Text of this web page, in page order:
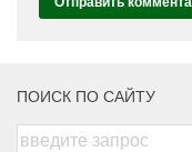
ПОИСК ПО САЙТУ